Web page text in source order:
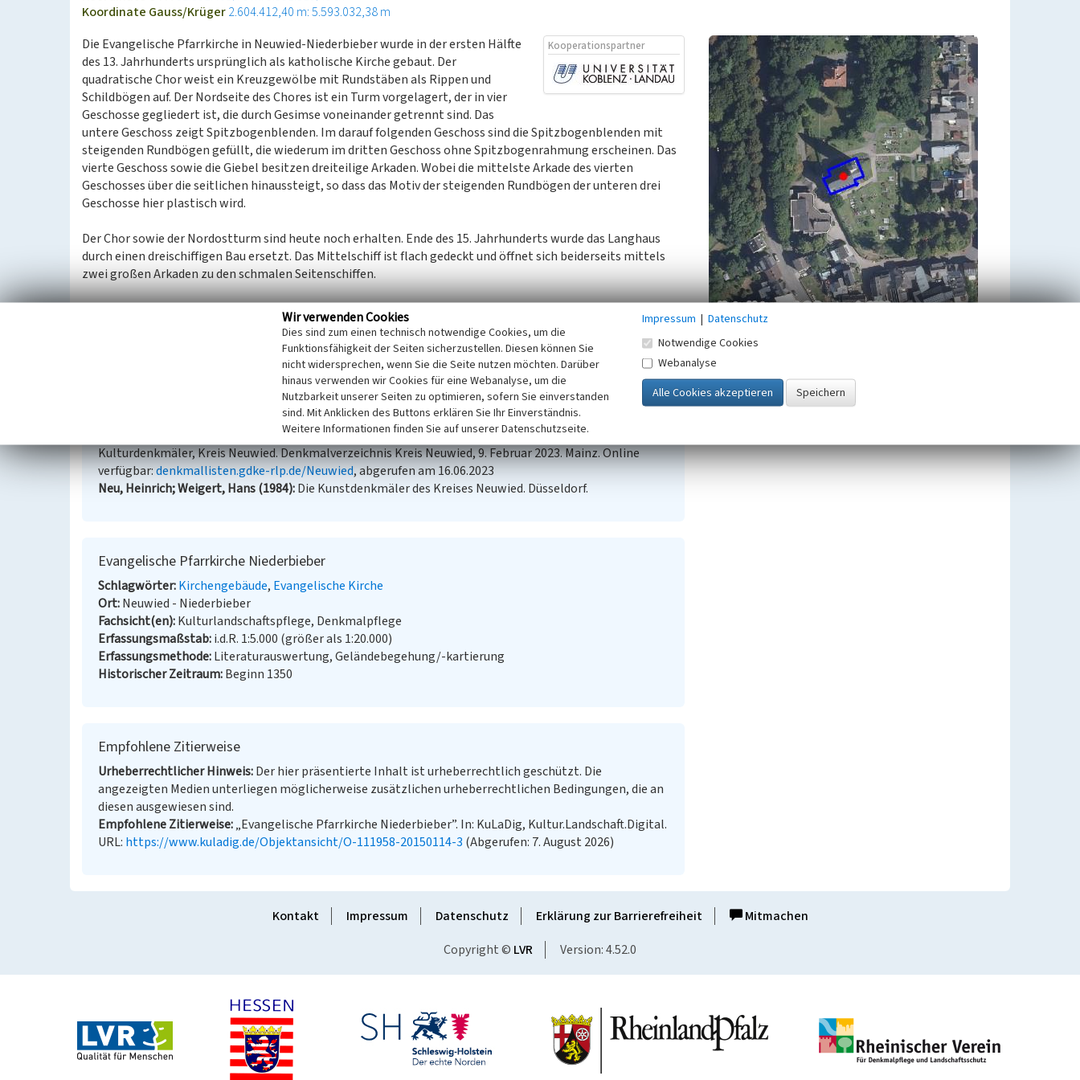
Koordinate Gauss/Krüger2.604.412,40 m: 5.593.032,38 m
Kooperationspartner
Die Evangelische Pfarrkirche in Neuwied-Niederbieber wurde in der ersten Hälfte
des 13. Jahrhunderts ursprünglich als katholische Kirche gebaut. Der
quadratische Chor weist ein Kreuzgewölbe mit Rundstäben als Rippen und
Schildbögen auf. Der Nordseite des Chores ist ein Turm vorgelagert, der in vier
Geschosse gegliedert ist, die durch Gesimse voneinander getrennt sind. Das
untere Geschoss zeigt Spitzbogenblenden. Im darauf folgenden Geschoss sind die Spitzbogenblenden mit
steigenden Rundbögen gefüllt, die wiederum im dritten Geschoss ohne Spitzbogenrahmung erscheinen. Das
vierte Geschoss sowie die Giebel besitzen dreiteilige Arkaden. Wobei die mittelste Arkade des vierten
Geschosses über die seitlichen hinaussteigt, so dass das Motiv der steigenden Rundbögen der unteren drei
Geschosse hier plastisch wird.
Der Chor sowie der Nordostturm sind heute noch erhalten. Ende des 15. Jahrhunderts wurde das Langhaus
durch einen dreischiffigen Bau ersetzt. Das Mittelschiff ist flach gedeckt und öffnet sich beiderseits mittels
zwei großen Arkaden zu den schmalen Seitenschiffen.
Die Evangelische Pfarrkirche steht unter Denkmalschutz und ist im Nachrichtlichen Verzeichnis der
Kulturdenkmäler des Kreises Neuwied eingetragen.
(Miriam Lux, Universität Koblenz-Landau, 2015)
Generaldirektion Kulturelles Erbe Rheinland-Pfalz (Hrsg.) (2023) Nachrichtliches Verzeichnis der
Kulturdenkmäler, Kreis Neuwied. Denkmalverzeichnis Kreis Neuwied, 9. Februar 2023. Mainz. Online
verfügbar:denkmallisten.gdke-rlp.de/Neuwied, abgerufen am 16.06.2023
Neu, Heinrich; Weigert, Hans (1984) Die Kunstdenkmäler des Kreises Neuwied. Düsseldorf.
Evangelische Pfarrkirche Niederbieber
Schlagwörter Kirchengebäude Evangelische Kirche
Ort Neuwied - Niederbieber
Fachsicht(en) Kulturlandschaftspflege, Denkmalpflege
Erfassungsmaßstab i.d.R. 1:5.000 (größer als 1:20.000)
Erfassungsmethode Literaturauswertung, Geländebegehung/-kartierung
Historischer Zeitraum Beginn 1350
Empfohlene Zitierweise
Urheberrechtlicher Hinweis Der hier präsentierte Inhalt ist urheberrechtlich geschützt. Die
angezeigten Medien unterliegen möglicherweise zusätzlichen urheberrechtlichen Bedingungen, die an
diesen ausgewiesen sind.
Empfohlene Zitierweise „Evangelische Pfarrkirche Niederbieber”. In: KuLaDig, Kultur.Landschaft.Digital.
URL: https://www.kuladig.de/Objektansicht/O-111958-20150114-3 (Abgerufen: 7. August 2026)
Kontakt Impressum Datenschutz Erklärung zur Barrierefreiheit
Mitmachen
Copyright © LVR Version: 4.52.0
Wir verwenden Cookies
Dies sind zum einen technisch notwendige Cookies, um die
Funktionsfähigkeit der Seiten sicherzustellen. Diesen können Sie
nicht widersprechen, wenn Sie die Seite nutzen möchten. Darüber
hinaus verwenden wir Cookies für eine Webanalyse, um die
Nutzbarkeit unserer Seiten zu optimieren, sofern Sie einverstanden
sind. Mit Anklicken des Buttons erklären Sie Ihr Einverständnis.
Weitere Informationen finden Sie auf unserer Datenschutzseite.
Impressum | Datenschutz
Notwendige Cookies
Webanalyse